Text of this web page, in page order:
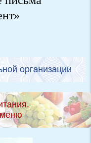
организации